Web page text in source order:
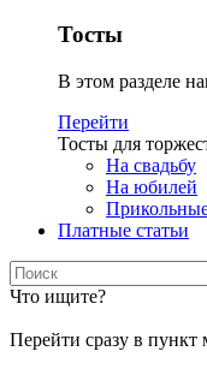
Тосты
В этом разделе
Перейти
Тосты для
На свадьбу
На юбилей
Платные статьи
Что ищите?
Перейти сразу в